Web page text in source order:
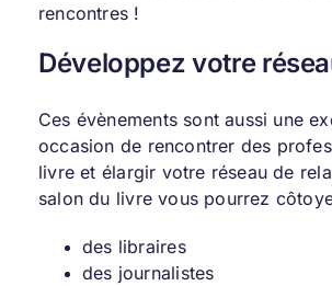
rencontres !
Développez votre
Ces évènements sont aussi une
occasion de rencontrer des
livre et élargir votre réseau de
salon du livre vous pourrez
des libraires
des journalistes